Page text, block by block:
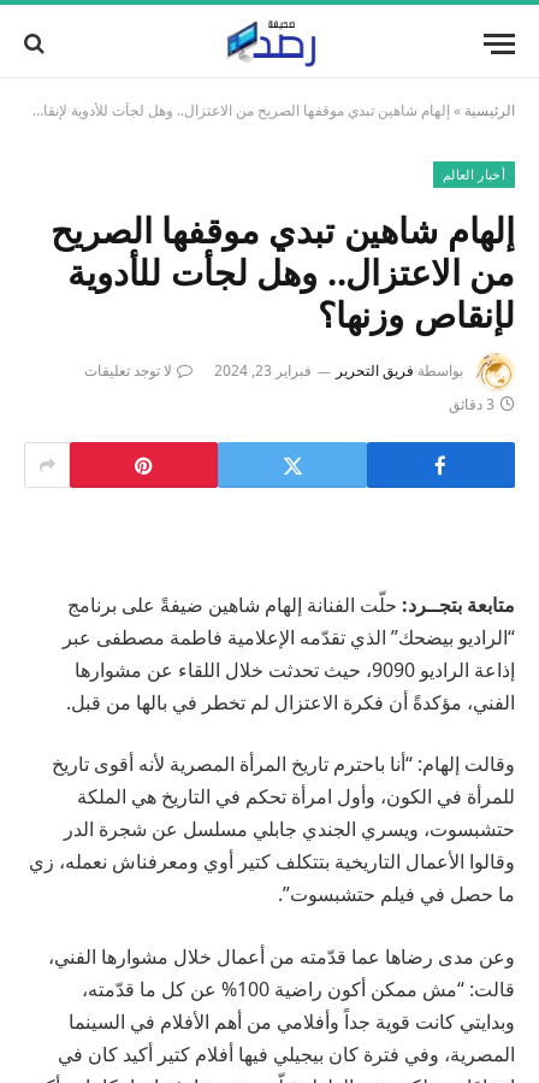
الرئيسية » إلهام شاهين تبدي موقفها الصريح من الاعتزال.. وهل لجأت للأدوية لإنقاص وزنها؟
أخبار العالم
إلهام شاهين تبدي موقفها الصريح
من الاعتزال.. وهل لجأت للأدوية
لإنقاص وزنها؟
بواسطة فريق التحرير فبراير 23, 2024
لا توجد تعليقات
3 دقائق
متابعة بتجــرد: حلّت الفنانة إلهام شاهين ضيفةً على برنامج
“الراديو بيضحك” الذي تقدّمه الإعلامية فاطمة مصطفى عبر
إذاعة الراديو 9090، حيث تحدثت خلال اللقاء عن مشوارها
الفني، مؤكدةً أن فكرة الاعتزال لم تخطر في بالها من قبل.
وقالت إلهام: “أنا باحترم تاريخ المرأة المصرية لأنه أقوى تاريخ
للمرأة في الكون، وأول امرأة تحكم في التاريخ هي الملكة
حتشبسوت، ويسري الجندي جابلي مسلسل عن شجرة الدر
وقالوا الأعمال التاريخية بتتكلف كتير أوي ومعرفناش نعمله، زي
ما حصل في فيلم حتشبسوت”.
وعن مدى رضاها عما قدّمته من أعمال خلال مشوارها الفني،
قالت: “مش ممكن أكون راضية 100% عن كل ما قدّمته،
وبدايتي كانت قوية جداً وأفلامي من أهم الأفلام في السينما
المصرية، وفي فترة كان بيجيلي فيها أفلام كتير أكيد كان في